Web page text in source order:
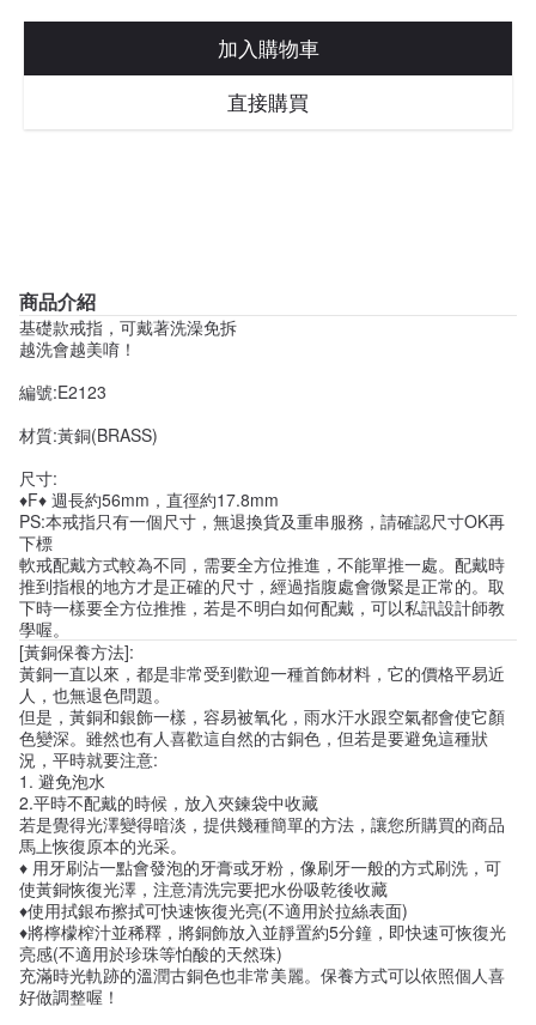
加入購物車
直接購買
商品介紹
基礎款戒指，可戴著洗澡免拆
越洗會越美唷！
編號:E2123
材質:黃銅(BRASS)
尺寸:
♦F♦ 週長約56mm，直徑約17.8mm
PS:本戒指只有一個尺寸，無退換貨及重串服務，請確認尺寸OK再
下標
軟戒配戴方式較為不同，需要全方位推進，不能單推一處。配戴時
推到指根的地方才是正確的尺寸，經過指腹處會微緊是正常的。取
下時一樣要全方位推推，若是不明白如何配戴，可以私訊設計師教
學喔。
[黃銅保養方法]:
黃銅一直以來，都是非常受到歡迎一種首飾材料，它的價格平易近
人，也無退色問題。
但是，黃銅和銀飾一樣，容易被氧化，雨水汗水跟空氣都會使它顏
色變深。雖然也有人喜歡這自然的古銅色，但若是要避免這種狀
況，平時就要注意:
1. 避免泡水
2.平時不配戴的時候，放入夾鍊袋中收藏
若是覺得光澤變得暗淡，提供幾種簡單的方法，讓您所購買的商品
馬上恢復原本的光采。
♦ 用牙刷沾一點會發泡的牙膏或牙粉，像刷牙一般的方式刷洗，可
使黃銅恢復光澤，注意清洗完要把水份吸乾後收藏
♦使用拭銀布擦拭可快速恢復光亮(不適用於拉絲表面)
♦將檸檬榨汁並稀釋，將銅飾放入並靜置約5分鐘，即快速可恢復光
亮感(不適用於珍珠等怕酸的天然珠)
充滿時光軌跡的溫潤古銅色也非常美麗。保養方式可以依照個人喜
好做調整喔！